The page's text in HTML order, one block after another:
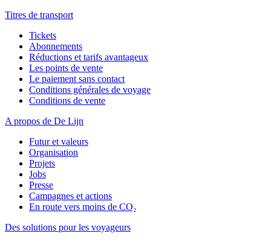
Titres de transport
Tickets
Abonnements
Réductions et tarifs avantageux
Les points de vente
Le paiement sans contact
Conditions générales de voyage
Conditions de vente
A propos de De Lijn
Futur et valeurs
Organisation
Projets
Jobs
Presse
Campagnes et actions
En route vers moins de CO₂
Des solutions pour les voyageurs